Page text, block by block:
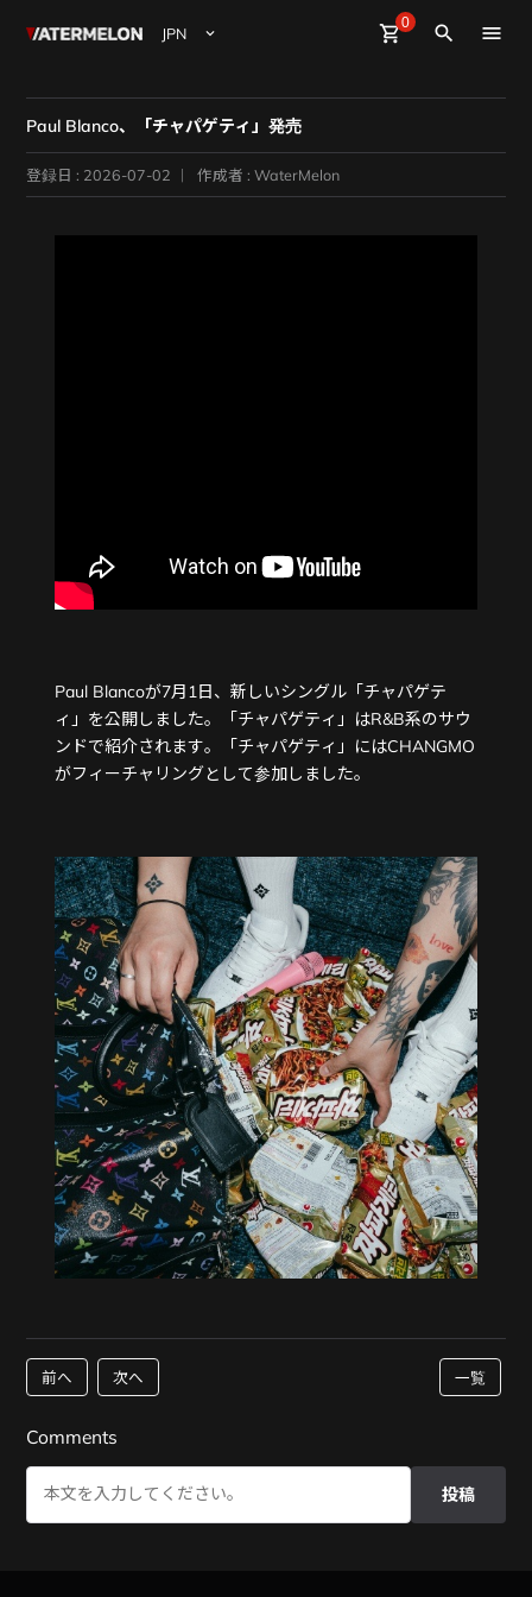
shopping_cart0
close
Watermelon Sign Up
ビート購入
ビート販売
search
Paul Blanco、「チャパゲティ」発売
登録日 : 2026-07-02 作成者 : WaterMelon
Paul Blancoが7月1日、新しいシングル「チャパゲテ
ィ」を公開しました。「チャパゲティ」はR&B系のサウ
ンドで紹介されます。「チャパゲティ」にはCHANGMO
がフィーチャリングとして参加しました。
前へ 次へ 一覧
Comments
投稿